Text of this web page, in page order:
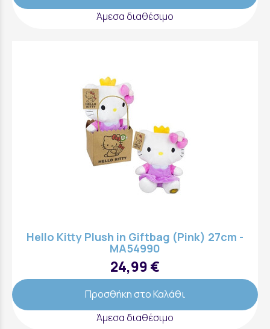
Άμεσα διαθέσιμο
Hello Kitty Plush in Giftbag (Pink) 27cm -
MA54990
24,99 €
Προσθήκη στο Καλάθι
Άμεσα διαθέσιμο